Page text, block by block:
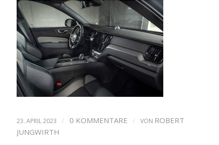
23. APRIL 2023 / 0 KOMMENTARE / VON ROBERT
JUNGWIRTH